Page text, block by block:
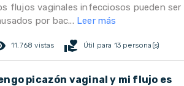
flujos vaginales infecciosos pueden ser
por bac... Leer más
11.768 vistas volunteer_activism Útil para 13 persona(s)
picazón vaginal y mi flujo es